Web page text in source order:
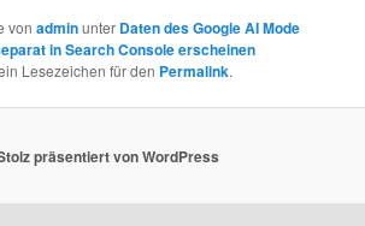
vonadminunter Daten des Google AI Mode
in Search Console erscheinen
Lesezeichen für den Permalink.
präsentiert von WordPress